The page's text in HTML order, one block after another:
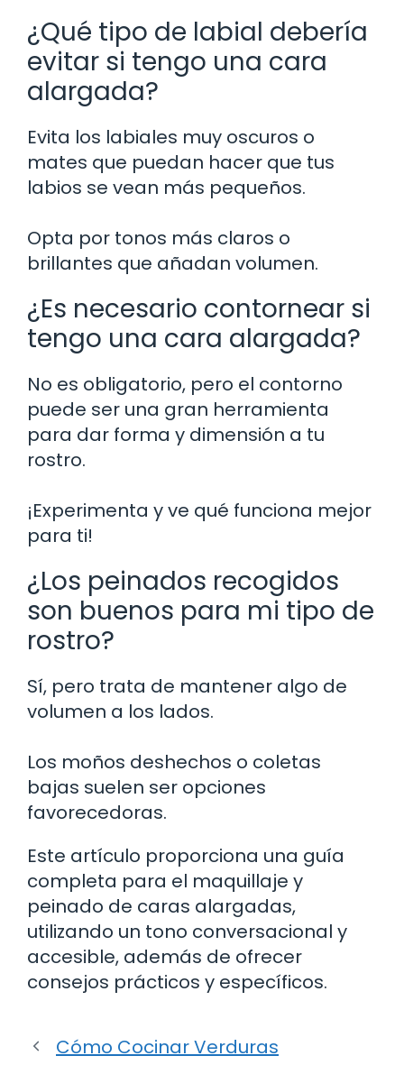
¿Qué tipo de labial debería
evitar si tengo una cara
alargada?
Evita los labiales muy oscuros o
mates que puedan hacer que tus
labios se vean más pequeños.
Opta por tonos más claros o
brillantes que añadan volumen.
¿Es necesario contornear si
tengo una cara alargada?
No es obligatorio, pero el contorno
puede ser una gran herramienta
para dar forma y dimensión a tu
rostro.
¡Experimenta y ve qué funciona mejor
para ti!
¿Los peinados recogidos
son buenos para mi tipo de
rostro?
Sí, pero trata de mantener algo de
volumen a los lados.
Los moños deshechos o coletas
bajas suelen ser opciones
favorecedoras.
Este artículo proporciona una guía
completa para el maquillaje y
peinado de caras alargadas,
utilizando un tono conversacional y
accesible, además de ofrecer
consejos prácticos y específicos.
Cómo Cocinar Verduras